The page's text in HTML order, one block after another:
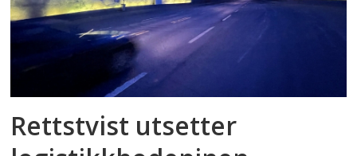
Rettstvist utsetter